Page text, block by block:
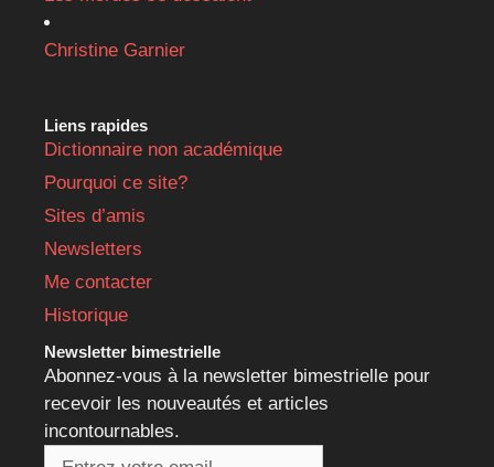
Christine Garnier
Liens rapides
Dictionnaire non académique
Pourquoi ce site?
Sites d’amis
Newsletters
Me contacter
Historique
Newsletter bimestrielle
Abonnez-vous à la newsletter bimestrielle pour
recevoir les nouveautés et articles
incontournables.